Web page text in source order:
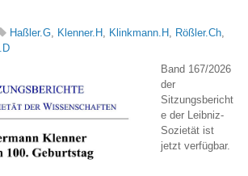
Haßler.G, Klenner.H , Klinkmann.H , Rößler.Ch,
Band 167/2026
der
Sitzungsbericht
e der Leibniz-
Sozietät ist
jetzt verfügbar.